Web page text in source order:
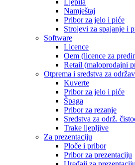
Namještaj
Pribor za jelo i piće
Strojevi za spajanje i
Software
Licence
Oem (licence za
Retail (maloprodajni
Otprema i sredstva za
Kuverte
Pribor za jelo i piće
Špaga
Pribor za rezanje
Sredstva za održ.
Trake ljepljive
Za prezentaciju
Ploče i pribor
Pribor za prezentaciju